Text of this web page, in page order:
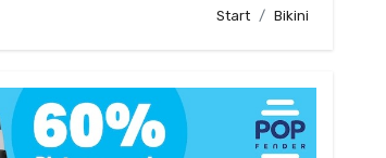
Start Bikini